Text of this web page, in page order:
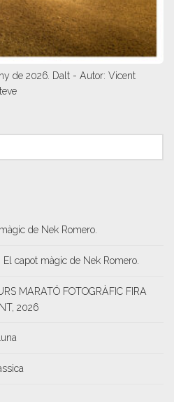
de 2026. Dalt - Autor: Vicent
de Nek Romero.
El capot màgic de Nek Romero.
MARATÓ FOTOGRÀFIC FIRA
2026